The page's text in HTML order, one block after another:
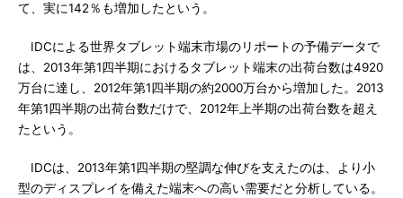
て、実に142％も増加したという。
IDCによる世界タブレット端末市場のリポートの予備データで
は、2013年第1四半期におけるタブレット端末の出荷台数は4920
万台に達し、2012年第1四半期の約2000万台から増加した。2013
年第1四半期の出荷台数だけで、2012年上半期の出荷台数を超え
たという。
IDCは、2013年第1四半期の堅調な伸びを支えたのは、より小
型のディスプレイを備えた端末への高い需要だと分析している。